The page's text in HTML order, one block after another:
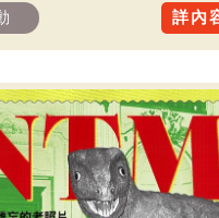
詳內